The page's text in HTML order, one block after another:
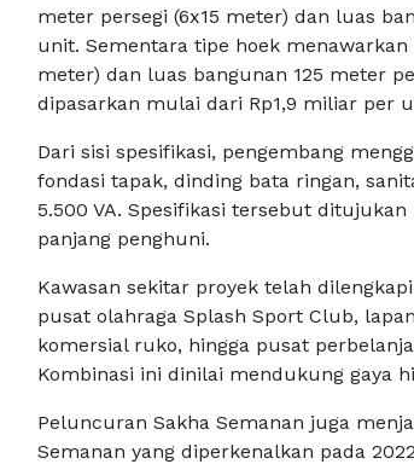
meter persegi (6x15 meter) dan luas
unit. Sementara tipe hoek menawarkan
meter) dan luas bangunan 125 meter
dipasarkan mulai dari Rp1,9 miliar per
Dari sisi spesifikasi, pengembang
fondasi tapak, dinding bata ringan,
5.500 VA. Spesifikasi tersebut
panjang penghuni.
Kawasan sekitar proyek telah
pusat olahraga Splash Sport Club,
komersial ruko, hingga pusat
Kombinasi ini dinilai mendukung gaya
Peluncuran Sakha Semanan juga
Semanan yang diperkenalkan pada